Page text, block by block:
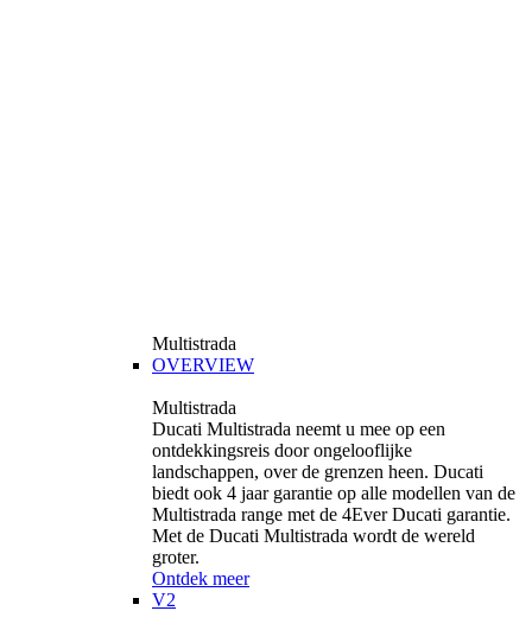
Multistrada
OVERVIEW
Multistrada
Ducati Multistrada neemt u mee op een
ontdekkingsreis door ongelooflijke
landschappen, over de grenzen heen. Ducati
biedt ook 4 jaar garantie op alle modellen van de
Multistrada range met de 4Ever Ducati garantie.
Met de Ducati Multistrada wordt de wereld
groter.
Ontdek meer
V2